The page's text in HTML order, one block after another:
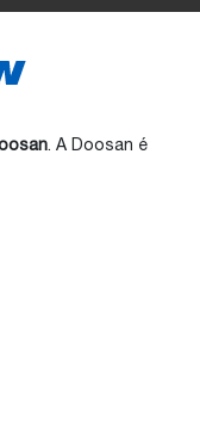
. A Doosan é